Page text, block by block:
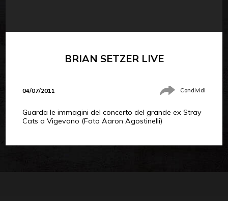
BRIAN SETZER LIVE
04/07/2011 Condividi
Guarda le immagini del concerto del grande ex Stray
Cats a Vigevano (Foto Aaron Agostinelli)